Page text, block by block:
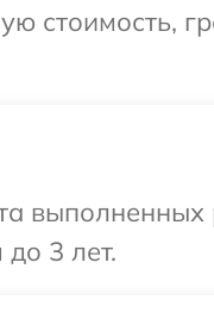
стоимость,
3 лет.